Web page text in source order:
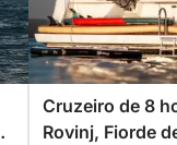
Cruzeiro de 8
Rovinj, Fiorde